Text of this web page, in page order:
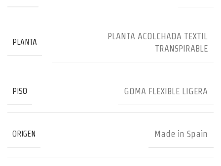
PLANTA
PLANTA ACOLCHADA TEXTIL
TRANSPIRABLE
PISO GOMA FLEXIBLE LIGERA
ORIGEN Made in Spain